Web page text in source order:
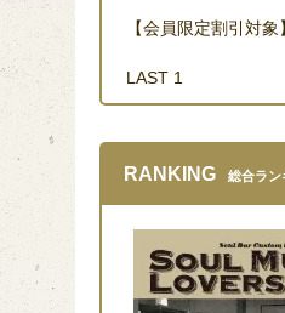
【会員限定割引対象】
LAST 1
RANKING 総合ラン